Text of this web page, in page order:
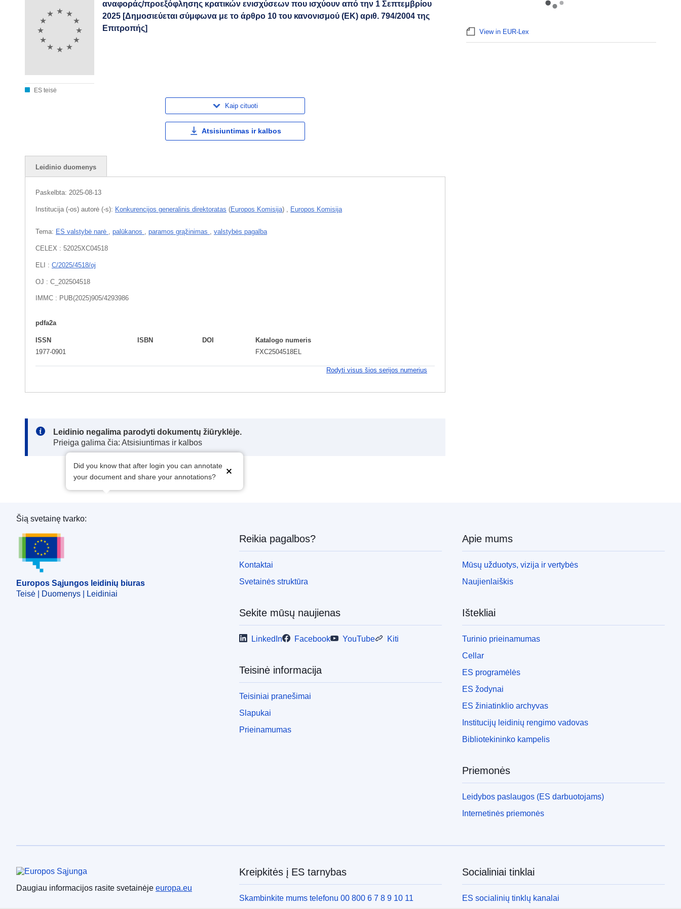
ES teisė
αναφοράς/προεξόφλησης κρατικών ενισχύσεων που ισχύουν από την 1 Σεπτεμβρίου
2025 [Δημοσιεύεται σύμφωνα με το άρθρο 10 του κανονισμού (ΕΚ) αριθ. 794/2004 της
Επιτροπής]
Kaip cituoti
Atsisiuntimas ir kalbos
Leidinio duomenys
Paskelbta: 2025-08-13
Institucija (-os) autorė (-s): Konkurencijos generalinis direktoratas (Europos Komisija) , Europos Komisija
Tema: ES valstybė narė , palūkanos , paramos grąžinimas , valstybės pagalba
CELEX : 52025XC04518
ELI : C/2025/4518/oj
OJ : C_202504518
IMMC : PUB(2025)905/4293986
pdfa2a
ISSN
1977-0901
ISBN DOI
Katalogo numeris
FXC2504518EL
Rodyti visus šios serijos numerius
Note:
Leidinio negalima parodyti dokumentų žiūryklėje.
Prieiga galima čia: Atsisiuntimas ir kalbos
Did you know that after login you can annotate
your document and share your annotations?
View in EUR-Lex
Europos Sąjungos leidinių biuras
Šią svetainę tvarko:
Europos Sąjungos leidinių biuras
Teisė | Duomenys | Leidiniai
Reikia pagalbos?
Kontaktai
Svetainės struktūra
Sekite mūsų naujienas
LinkedIn Facebook YouTube Kiti
Teisinė informacija
Teisiniai pranešimai
Slapukai
Prieinamumas
Apie mums
Mūsų užduotys, vizija ir vertybės
Naujienlaiškis
Ištekliai
Turinio prieinamumas
Cellar
ES programėlės
ES žodynai
ES žiniatinklio archyvas
Institucijų leidinių rengimo vadovas
Bibliotekininko kampelis
Priemonės
Leidybos paslaugos (ES darbuotojams)
Internetinės priemonės
Europos Sąjunga
Daugiau informacijos rasite svetainėje europa.eu
Kreipkitės į ES tarnybas
Skambinkite mums telefonu 00 800 6 7 8 9 10 11
Socialiniai tinklai
ES socialinių tinklų kanalai